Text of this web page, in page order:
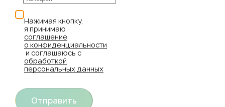
Нажимая кнопку,
я принимаю
соглашение
о конфиденциальности
и соглашаюсь с
обработкой
персональных данных
Отправить